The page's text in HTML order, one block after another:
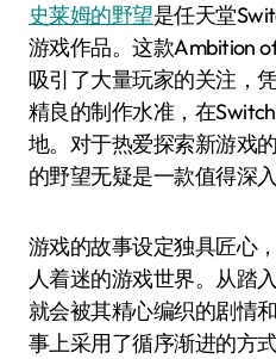
史莱姆的野望是任天堂
游戏作品。这款Ambition
吸引了大量玩家的关注，
精良的制作水准，在
地。对于热爱探索新游戏
的野望无疑是一款值得深
游戏的故事设定独具匠心
人着迷的游戏世界。从踏
就会被其精心编织的剧情
事上采用了循序渐进的方